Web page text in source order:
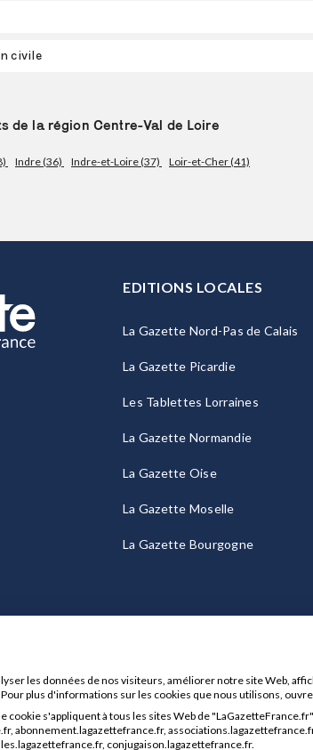
civile
de la région Centre-Val de Loire
Indre (36) Indre-et-Loire (37) Loir-et-Cher (41)
EDITIONS LOCALES
La Gazette Nord-Pas de Calais
La Gazette Picardie
Les Tablettes Lorraines
La Gazette Normandie
La Gazette Oise
La Gazette Moselle
La Gazette Bourgogne
Mentions légales CGU/CGV Données
les données de nos visiteurs, améliorer notre site Web,
plus d'informations sur les cookies que nous utilisons,
cookie s'appliquent à tous les sites Web de
abonnement.lagazettefrance.fr,
conjugaison.lagazettefrance.fr.